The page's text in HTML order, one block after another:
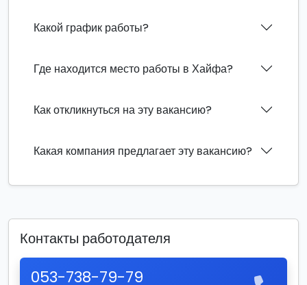
Какой график работы?
Где находится место работы в Хайфа?
Как откликнуться на эту вакансию?
Какая компания предлагает эту вакансию?
Контакты работодателя
053-738-79-79